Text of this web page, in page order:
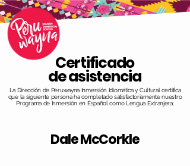
Certificado
de asistencia
La Dirección de Peruwayna Inmersión Idiomática y Cultural certifica
que la siguiente persona ha completado satisfactoriamente nuestro
Programa de Inmersión en Español como Lengua Extranjera:
Dale McCorkle